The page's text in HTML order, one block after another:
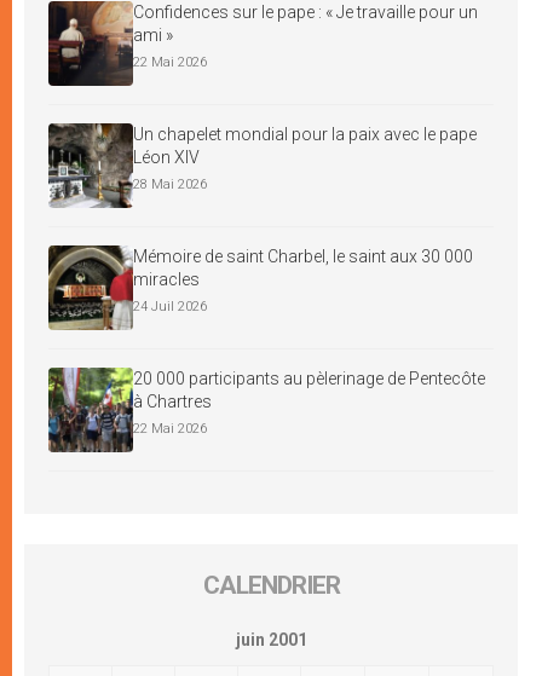
Confidences sur le pape : « Je travaille pour un
ami »
22 Mai 2026
Un chapelet mondial pour la paix avec le pape
Léon XIV
28 Mai 2026
Mémoire de saint Charbel, le saint aux 30 000
miracles
24 Juil 2026
20 000 participants au pèlerinage de Pentecôte
à Chartres
22 Mai 2026
CALENDRIER
juin 2001